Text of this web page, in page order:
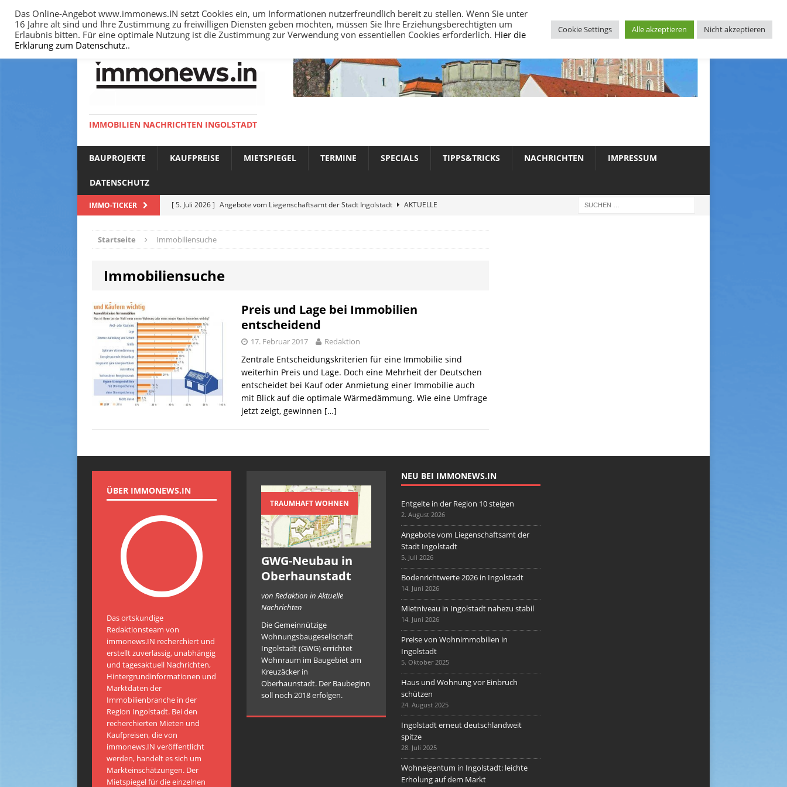
HOME IMPRESSUM DATENSCHUTZ
IMMOBILIEN NACHRICHTEN INGOLSTADT
BAUPROJEKTE KAUFPREISE MIETSPIEGEL TERMINE SPECIALS TIPPS&TRICKS NACHRICHTEN IMPRESSUM
DATENSCHUTZ
IMMO-TICKER [ 5. Juli 2026 ] Angebote vom Liegenschaftsamt der Stadt Ingolstadt
AKTUELLE
[ 14. Juni 2026 ]
[ 5. Oktober 2025 ]
Haus und Wohnung vor Einbruch schützen
AKTUELLE NACHRICHTEN
[ 2. August 2026 ]
Entgelte in der Region 10 steigen
Startseite Immobiliensuche
Immobiliensuche
Preis und Lage bei Immobilien
entscheidend
17. Februar 2017 Redaktion
Zentrale Entscheidungskriterien für eine Immobilie sind
weiterhin Preis und Lage. Doch eine Mehrheit der Deutschen
entscheidet bei Kauf oder Anmietung einer Immobilie auch
mit Blick auf die optimale Wärmedämmung. Wie eine Umfrage
jetzt zeigt, gewinnen […]
ÜBER IMMONEWS.IN
Das ortskundige
Redaktionsteam von
immonews.IN recherchiert und
erstellt zuverlässig, unabhängig
und tagesaktuell Nachrichten,
Hintergrundinformationen und
Marktdaten der
Immobilienbranche in der
Region Ingolstadt. Bei den
recherchierten Mieten und
Kaufpreisen, die von
immonews.IN veröffentlicht
werden, handelt es sich um
Markteinschätzungen. Der
Mietspiegel für die einzelnen
TRAUMHAFT WOHNEN
GWG-Neubau in
Oberhaunstadt
von Redaktion in Aktuelle
Nachrichten
Die Gemeinnützige
Wohnungsbaugesellschaft
Ingolstadt (GWG) errichtet
Wohnraum im Baugebiet am
Kreuzäcker in
Oberhaunstadt. Der Baubeginn
soll noch 2018 erfolgen.
NEU BEI IMMONEWS.IN
Entgelte in der Region 10 steigen
2. August 2026
Angebote vom Liegenschaftsamt der
Stadt Ingolstadt
5. Juli 2026
Bodenrichtwerte 2026 in Ingolstadt
14. Juni 2026
Mietniveau in Ingolstadt nahezu stabil
14. Juni 2026
Preise von Wohnimmobilien in
Ingolstadt
5. Oktober 2025
Haus und Wohnung vor Einbruch
schützen
24. August 2025
Ingolstadt erneut deutschlandweit
spitze
28. Juli 2025
Wohneigentum in Ingolstadt: leichte
Erholung auf dem Markt
Das Online-Angebot www.immonews.IN setzt Cookies ein, um Informationen nutzerfreundlich bereit zu stellen. Wenn Sie unter
16 Jahre alt sind und Ihre Zustimmung zu freiwilligen Diensten geben möchten, müssen Sie Ihre Erziehungsberechtigten um
Erlaubnis bitten. Für eine optimale Nutzung ist die Zustimmung zur Verwendung von essentiellen Cookies erforderlich. Hier die
Erklärung zum Datenschutz..
Cookie Settings Alle akzeptieren Nicht akzeptieren